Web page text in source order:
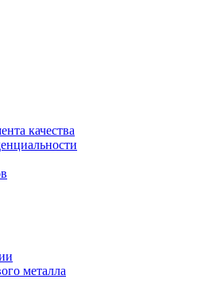
качества
металла